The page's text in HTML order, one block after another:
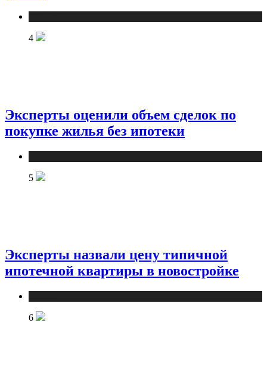
4
Эксперты оценили объем сделок по
покупке жилья без ипотеки
5
Эксперты назвали цену типичной
ипотечной квартиры в новостройке
6